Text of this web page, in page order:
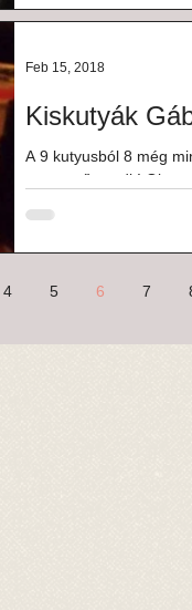
Kiskutyák
A 9 kutyusból 8 még
a szerető gazdit!
Feb 15, 2018
4 5 6 7